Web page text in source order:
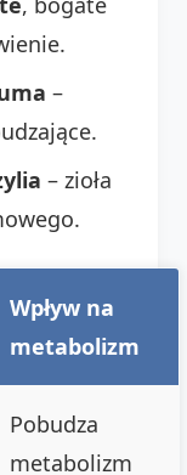
–
– zioła
Wpływ na
metabolizm
Pobudza
metabolizm